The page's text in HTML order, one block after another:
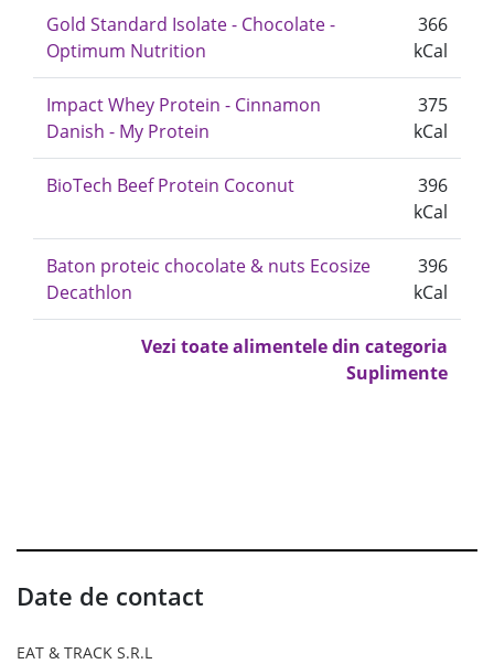
Gold Standard Isolate - Chocolate -
Optimum Nutrition
366
kCal
Impact Whey Protein - Cinnamon
Danish - My Protein
375
kCal
BioTech Beef Protein Coconut
396
kCal
Baton proteic chocolate & nuts Ecosize
Decathlon
396
kCal
Vezi toate alimentele din categoria
Suplimente
Date de contact
EAT & TRACK S.R.L